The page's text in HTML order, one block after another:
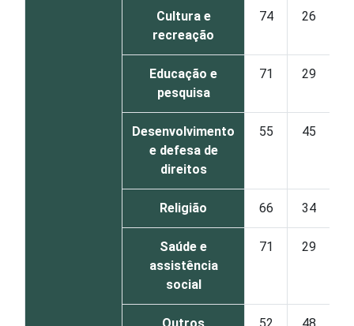
Cultura e
recreação
74 26
Educação e
pesquisa
71 29
Desenvolvimento
e defesa de
direitos
55 45
Religião 66 34
Saúde e
assistência
social
71 29